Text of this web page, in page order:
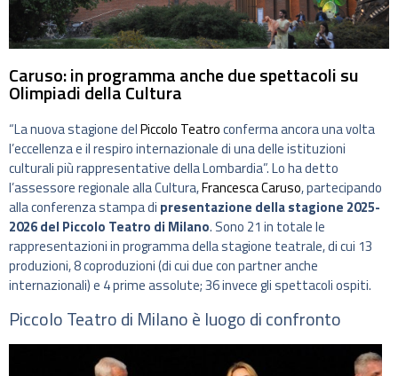
Caruso: in programma anche due spettacoli su
Olimpiadi della Cultura
“La nuova stagione delPiccolo Teatroconferma ancora una volta
l’eccellenza e il respiro internazionale di una delle istituzioni
culturali più rappresentative della Lombardia”. Lo ha detto
l’assessore regionale alla Cultura,Francesca Caruso, partecipando
alla conferenza stampa di presentazione della stagione 2025-
2026 del Piccolo Teatro di Milano. Sono 21 in totale le
rappresentazioni in programma della stagione teatrale, di cui 13
produzioni, 8 coproduzioni (di cui due con partner anche
internazionali) e 4 prime assolute; 36 invece gli spettacoli ospiti.
Piccolo Teatro di Milano è luogo di confronto